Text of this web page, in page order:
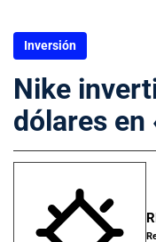
Inversión
Nike
dólares